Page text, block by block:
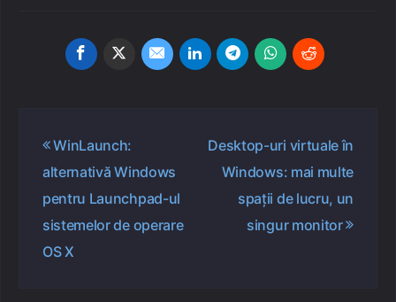
Navigare
articole
WinLaunch:
alternativă Windows
pentru Launchpad-ul
sistemelor de operare
OS X
Desktop-uri virtuale în
Windows: mai multe
spații de lucru, un
singur monitor